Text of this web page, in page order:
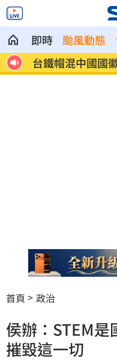
即時 颱風動態
密
台鐵帽混中國國
首頁 政治
侯辦：STEM
摧毀這一切